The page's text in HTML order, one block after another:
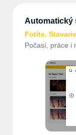
Automatický
Fotíte.
Počasí, práce i